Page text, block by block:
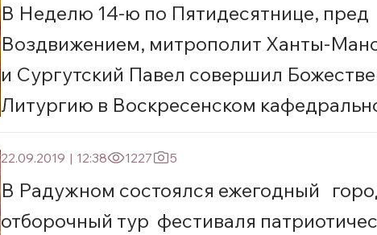
В Неделю 14-ю по Пятидесятнице, пред
Воздвижением, митрополит Ханты-
и Сургутский Павел совершил
Литургию в Воскресенском
соборе г. Ханты-Мансийска
22.09.2019 | 12:38 1227 5
В Радужном состоялся ежегодный
отборочный тур фестиваля